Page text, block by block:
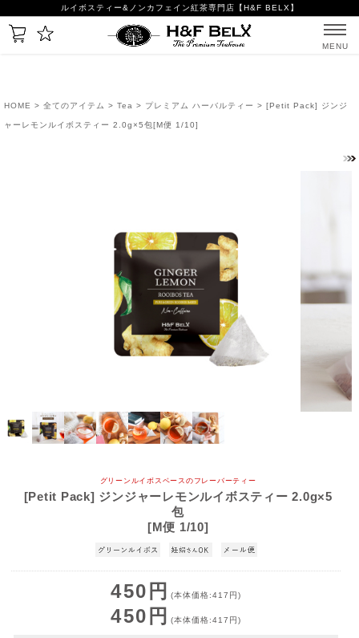
ルイボスティー&ノンカフェイン紅茶専門店【H&F BELX】
MENU
HOME > 全てのアイテム > Tea > プレミアム ハーバルティー > [Petit Pack] ジンジ
ャーレモンルイボスティー 2.0g×5包[M便 1/10]
グリーンルイボスベースのフレーバーティー
[Petit Pack] ジンジャーレモンルイボスティー 2.0g×5
包
[M便 1/10]
450円 (本体価格:417円)
450円 (本体価格:417円)